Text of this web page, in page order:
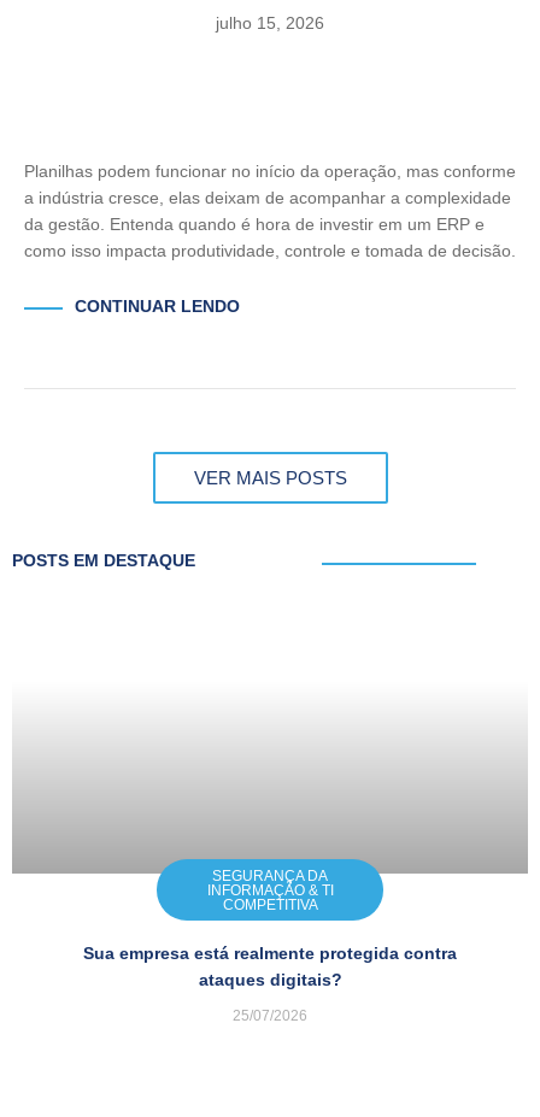
julho 15, 2026
Planilhas podem funcionar no início da operação, mas conforme
a indústria cresce, elas deixam de acompanhar a complexidade
da gestão. Entenda quando é hora de investir em um ERP e
como isso impacta produtividade, controle e tomada de decisão.
CONTINUAR LENDO
VER MAIS POSTS
POSTS EM DESTAQUE
SEGURANÇA DA
INFORMAÇÃO & TI
COMPETITIVA
Sua empresa está realmente protegida contra
ataques digitais?
25/07/2026